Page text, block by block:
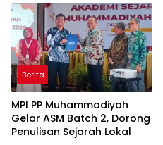
Berita
MPI PP Muhammadiyah
Gelar ASM Batch 2, Dorong
Penulisan Sejarah Lokal